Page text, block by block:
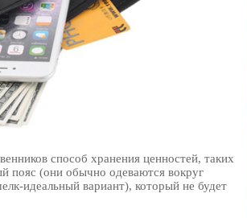
способ хранения ценностей, таких
пояс (они обычно одеваются вокруг
идеальный вариант), который не будет